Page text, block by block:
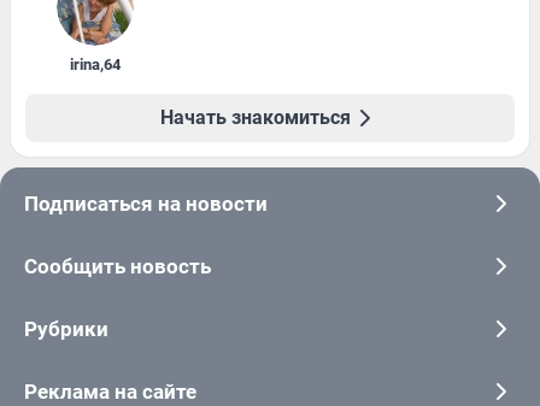
irina,64
Начать знакомиться
Подписаться на новости
Сообщить новость
Рубрики
Реклама на сайте